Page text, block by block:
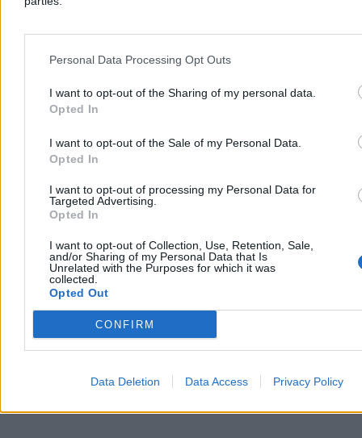
Personal Data Processing Opt Outs
I want to opt-out of the Sharing of my personal data.
Opted In
I want to opt-out of the Sale of my Personal Data.
Opted In
I want to opt-out of processing my Personal Data for
Targeted Advertising.
Opted In
I want to opt-out of Collection, Use, Retention, Sale,
and/or Sharing of my Personal Data that Is
Unrelated with the Purposes for which it was
collected.
Opted Out
CONFIRM
Data Deletion Data Access Privacy Policy
wspomnienia w gęstą masę, z której teraz lepi kolejne rebooty,
doczekaliśmy się nowych odsłon „He-Mana”, „Strasznego filmu” i
„Toy Story”. Producenci gier zarabiają na remake'ach i remasterach
starych pozycji, zaś sporo mocy przerobowej AI idzie na
memów, po żelazną klasykę z YouTube’a.
świecie, w którym w zasadzie nie istnieje cezura między
dzieciństwem a dorosłością. Pierwszym ekonomicznym sukcesem
tej generacji jest przejęcie rynku pluszaków – choć nie mają jeszcze
wpływów ze sprzedaży maskotek.
Nie lamentuję nad tą sytuacją, ponieważ ustawiczne kolizje z
przeszłością są elementem także mojej codzienności. W kulturze,
która tak skutecznie celebruje i kapitalizuje dzieciństwo, pościg za
ulotnymi stanami, emocjami i wspomnieniami to łatwizna.
Wystarczy włączyć konsolę, przejść się do kina albo ustawić na